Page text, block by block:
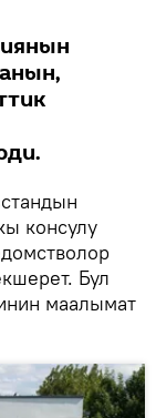
консулу
Бул
маалымат